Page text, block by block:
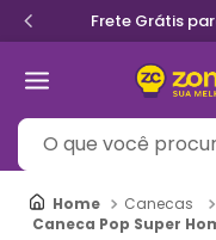
Frete Grátis
O que você procura?
Canecas
Caneca Pop Super